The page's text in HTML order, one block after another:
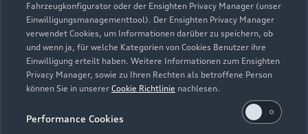
Fahrzeugkonfigurator oder der Ensighten Privacy Manager (unser
Einwilligungsmanagementtool). Der Ensighten Privacy Manager
verwendet Cookies, um Informationen darüber zu speichern, ob
und wenn ja, für welche Kategorien von Cookies Benutzer ihre
Einwilligung erteilt haben. Weitere Informationen zum Ensighten
Privacy Manager, sowie zu Ihren Rechten als betroffene Person
können Sie in unserer Cookie Richtlinie nachlesen.
Performance Cookies
Zurück nach oben
Modelle